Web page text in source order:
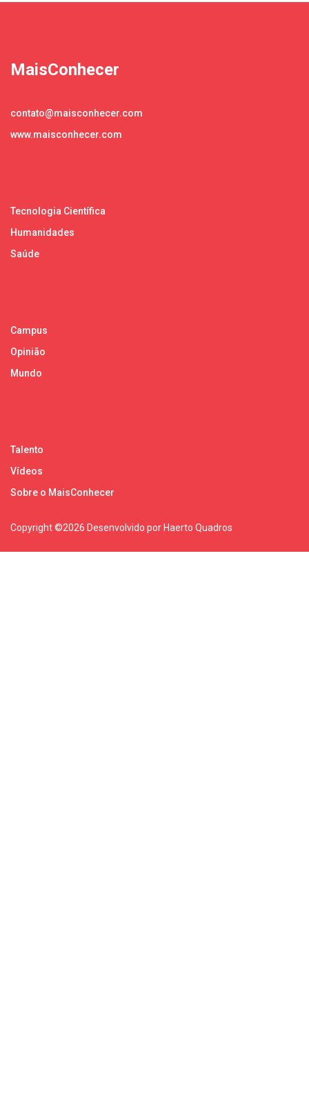
MaisConhecer
contato@maisconhecer.com
www.maisconhecer.com
Tecnologia Científica
Humanidades
Saúde
Campus
Opinião
Mundo
Talento
Vídeos
Sobre o MaisConhecer
Copyright ©2026 Desenvolvido por Haerto Quadros